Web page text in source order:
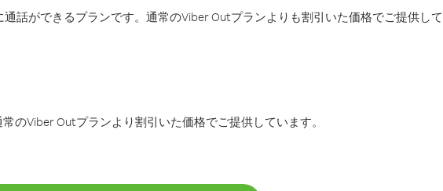
話ができるプランです。通常のViber Outプランよりも割引いた価格でご提供し
のViber Outプランより割引いた価格でご提供しています。